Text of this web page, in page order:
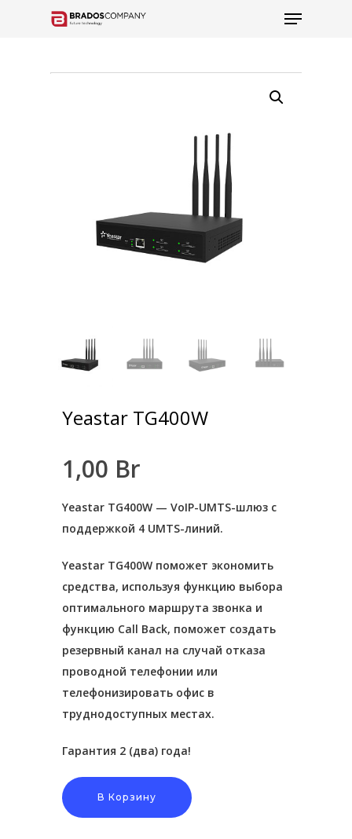
Hit enter to search or ESC to close
Yeastar TG400W
1,00 Br
Yeastar TG400W — VoIP-UMTS-шлюз с
поддержкой 4 UMTS-линий.
Yeastar TG400W поможет экономить
средства, используя функцию выбора
оптимального маршрута звонка и
функцию Call Back, поможет создать
резервный канал на случай отказа
проводной телефонии или
телефонизировать офис в
труднодоступных местах.
Гарантия 2 (два) года!
В Корзину